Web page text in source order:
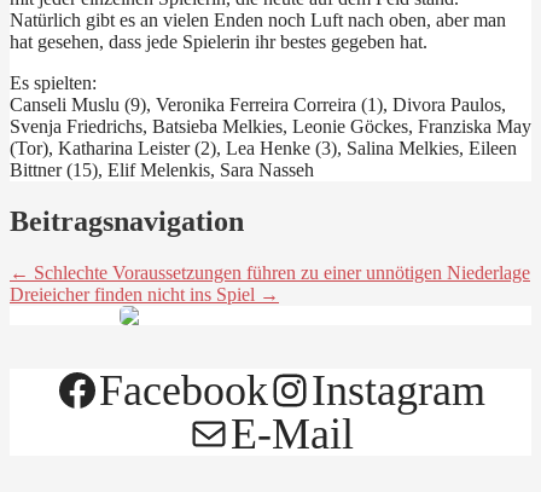
Natürlich gibt es an vielen Enden noch Luft nach oben, aber man
hat gesehen, dass jede Spielerin ihr bestes gegeben hat.
Es spielten:
Canseli Muslu (9), Veronika Ferreira Correira (1), Divora Paulos,
Svenja Friedrichs, Batsieba Melkies, Leonie Göckes, Franziska May
(Tor), Katharina Leister (2), Lea Henke (3), Salina Melkies, Eileen
Bittner (15), Elif Melenkis, Sara Nasseh
Beitragsnavigation
← Schlechte Voraussetzungen führen zu einer unnötigen Niederlage
Dreieicher finden nicht ins Spiel →
Facebook
Instagram
E-Mail